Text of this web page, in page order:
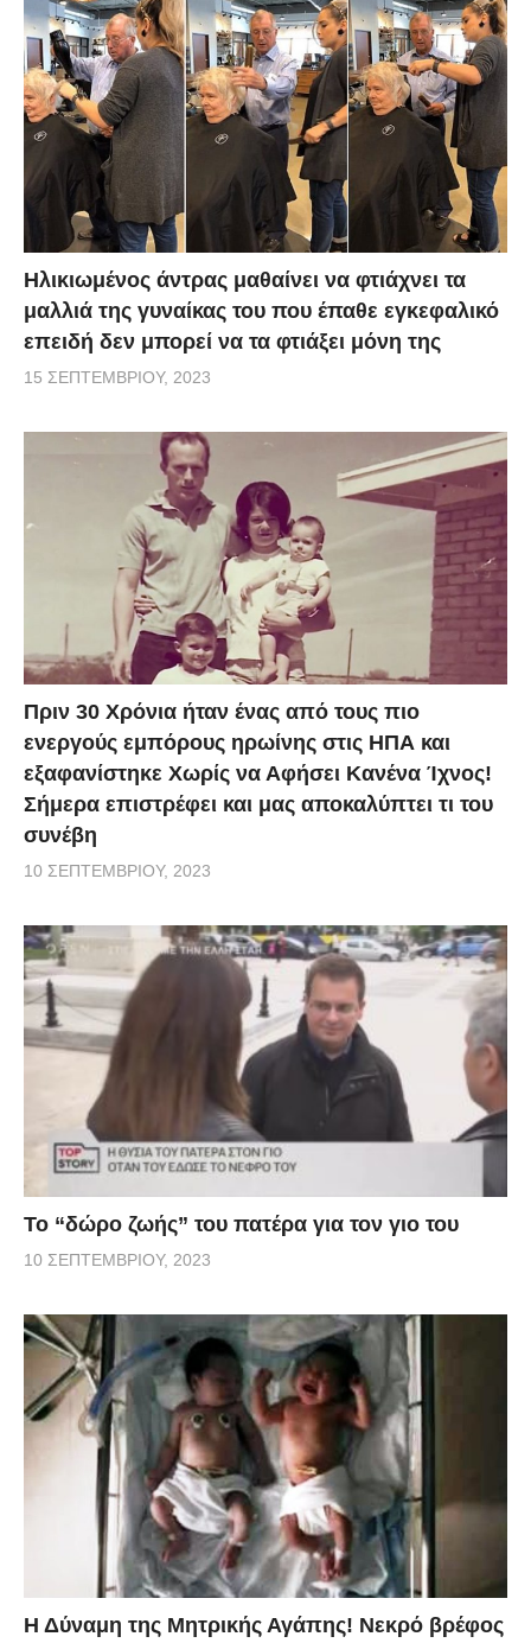
Ηλικιωμένος άντρας μαθαίνει να φτιάχνει τα
μαλλιά της γυναίκας του που έπαθε εγκεφαλικό
επειδή δεν μπορεί να τα φτιάξει μόνη της
15 ΣΕΠΤΕΜΒΡΊΟΥ, 2023
Πριν 30 Χρόνια ήταν ένας από τους πιο
ενεργούς εμπόρους ηρωίνης στις ΗΠΑ και
εξαφανίστηκε Χωρίς να Αφήσει Κανένα Ίχνος!
Σήμερα επιστρέφει και μας αποκαλύπτει τι του
συνέβη
10 ΣΕΠΤΕΜΒΡΊΟΥ, 2023
Το “δώρο ζωής” του πατέρα για τον γιο του
10 ΣΕΠΤΕΜΒΡΊΟΥ, 2023
Η Δύναμη της Μητρικής Αγάπης! Νεκρό βρέφος